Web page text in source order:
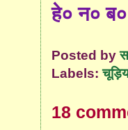
हे० न० ब०
Posted by
Labels:
18